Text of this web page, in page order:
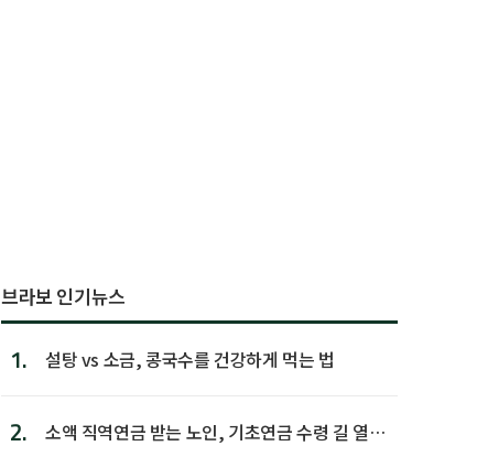
브라보 인기뉴스
1. 설탕 vs 소금, 콩국수를 건강하게 먹는 법
2.
소액 직역연금 받는 노인, 기초연금 수령 길 열린